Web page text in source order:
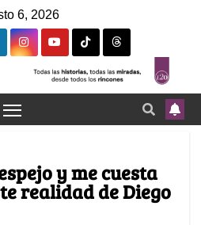
6, 2026
y me cuesta
realidad de Diego